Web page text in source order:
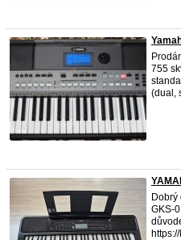
755
(dual,
GKS-